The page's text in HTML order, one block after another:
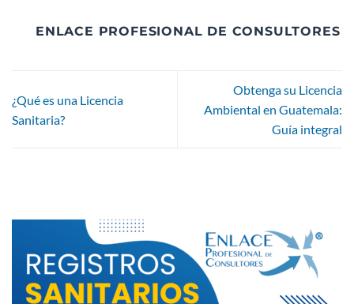
ENLACE PROFESIONAL DE CONSULTORES
¿Qué es una Licencia
Sanitaria?
Obtenga su Licencia
Ambiental en Guatemala:
Guía integral